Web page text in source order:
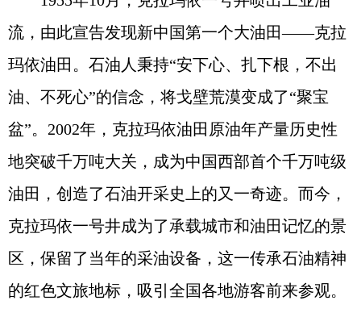
流，由此宣告发现新中国第一个大油田——克拉
玛依油田。石油人秉持“安下心、扎下根，不出
油、不死心”的信念，将戈壁荒漠变成了“聚宝
盆”。2002年，克拉玛依油田原油年产量历史性
地突破千万吨大关，成为中国西部首个千万吨级
油田，创造了石油开采史上的又一奇迹。而今，
克拉玛依一号井成为了承载城市和油田记忆的景
区，保留了当年的采油设备，这一传承石油精神
的红色文旅地标，吸引全国各地游客前来参观。